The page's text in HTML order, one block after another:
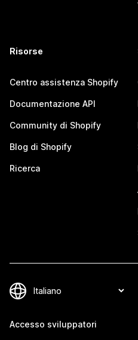
Risorse
Centro assistenza Shopify
Documentazione API
Community di Shopify
Blog di Shopify
Ricerca
Accesso sviluppatori